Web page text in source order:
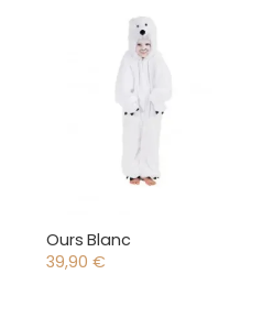
Ours Blanc
39,90 €